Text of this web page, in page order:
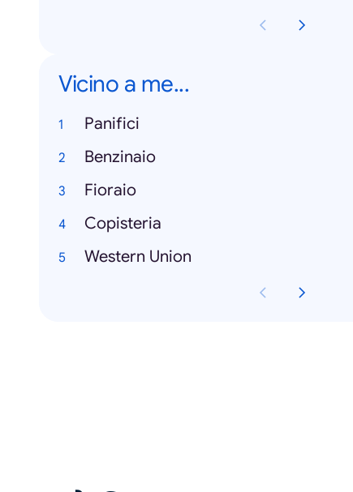
Vicino a me...
Panifici
Benzinaio
Fioraio
Copisteria
Western Union